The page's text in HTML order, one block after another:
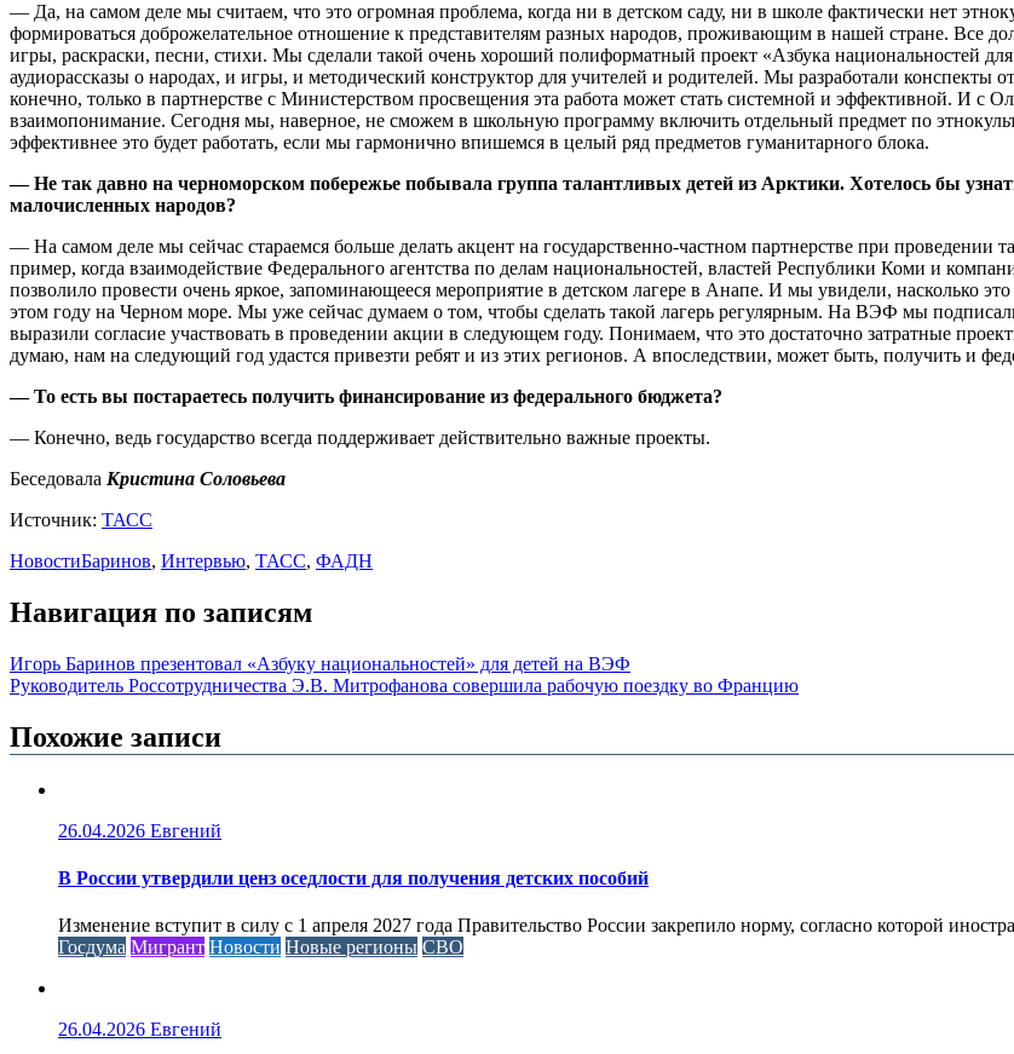
— Да, на самом деле мы считаем, что это огромная проблема, когда ни в детском саду, ни в школе фактически нет
формироваться доброжелательное отношение к представителям разных народов, проживающим в нашей стране. Все
игры, раскраски, песни, стихи. Мы сделали такой очень хороший полиформатный проект «Азбука национальностей
аудиорассказы о народах, и игры, и методический конструктор для учителей и родителей. Мы разработали
конечно, только в партнерстве с Министерством просвещения эта работа может стать системной и эффективной. И с
взаимопонимание. Сегодня мы, наверное, не сможем в школьную программу включить отдельный предмет по
эффективнее это будет работать, если мы гармонично впишемся в целый ряд предметов гуманитарного блока.
— Не так давно на черноморском побережье побывала группа талантливых детей из Арктики. Хотелось бы
малочисленных народов?
— На самом деле мы сейчас стараемся больше делать акцент на государственно-частном партнерстве при
пример, когда взаимодействие Федерального агентства по делам национальностей, властей Республики Коми и
позволило провести очень яркое, запоминающееся мероприятие в детском лагере в Анапе. И мы увидели, насколько
этом году на Черном море. Мы уже сейчас думаем о том, чтобы сделать такой лагерь регулярным. На ВЭФ мы
выразили согласие участвовать в проведении акции в следующем году. Понимаем, что это достаточно затратные
думаю, нам на следующий год удастся привезти ребят и из этих регионов. А впоследствии, может быть, получить и
— То есть вы постараетесь получить финансирование из федерального бюджета?
— Конечно, ведь государство всегда поддерживает действительно важные проекты.
Беседовала Кристина Соловьева
Источник: ТАСС
НовостиБаринов, Интервью, ТАСС, ФАДН
Навигация по записям
Игорь Баринов презентовал «Азбуку национальностей» для детей на ВЭФ
Руководитель Россотрудничества Э.В. Митрофанова совершила рабочую поездку во Францию
Похожие записи
26.04.2026 Евгений
В России утвердили ценз оседлости для получения детских пособий
Изменение вступит в силу с 1 апреля 2027 года Правительство России закрепило норму, согласно которой
Госдума Мигрант Новости Новые регионы СВО
26.04.2026 Евгений